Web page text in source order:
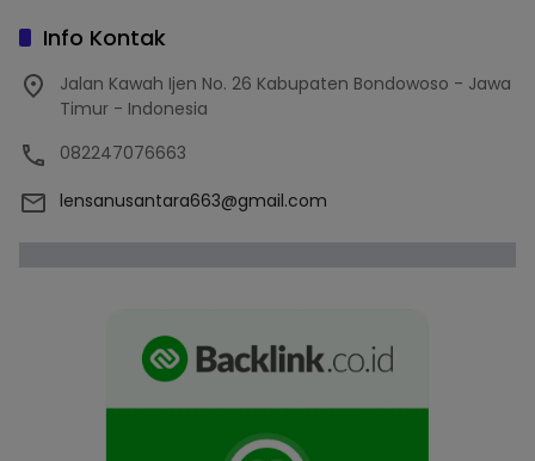
Info Kontak
Jalan Kawah Ijen No. 26 Kabupaten Bondowoso - Jawa
Timur - Indonesia
082247076663
lensanusantara663@gmail.com